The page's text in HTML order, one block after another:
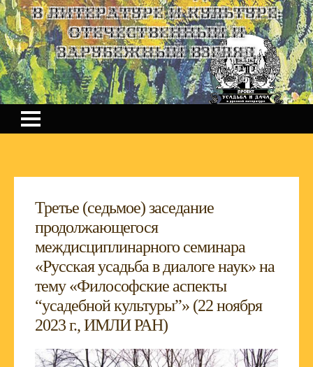
в литературе и культуре:
отечественный и
зарубежный взгляд
Третье (седьмое) заседание
продолжающегося
междисциплинарного семинара
«Русская усадьба в диалоге наук» на
тему «Философские аспекты
“усадебной культуры”» (22 ноября
2023 г., ИМЛИ РАН)